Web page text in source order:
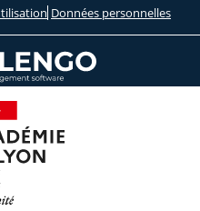
Données personnelles